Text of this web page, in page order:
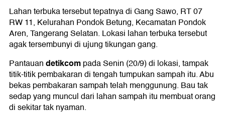
Lahan terbuka tersebut tepatnya di Gang Sawo, RT 07
RW 11, Kelurahan Pondok Betung, Kecamatan Pondok
Aren, Tangerang Selatan. Lokasi lahan terbuka tersebut
agak tersembunyi di ujung tikungan gang.
Pantauandetikcompada Senin (20/9) di lokasi, tampak
titik-titik pembakaran di tengah tumpukan sampah itu. Abu
bekas pembakaran sampah telah menggunung. Bau tak
sedap yang muncul dari lahan sampah itu membuat orang
di sekitar tak nyaman.